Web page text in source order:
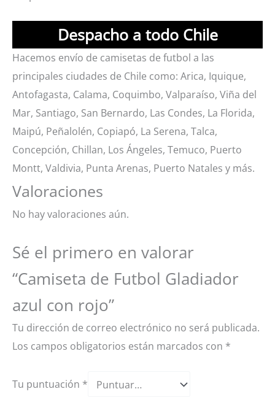
Despacho a todo Chile
Hacemos envío de camisetas de futbol a las
principales ciudades de Chile como: Arica, Iquique,
Antofagasta, Calama, Coquimbo, Valparaíso, Viña del
Mar, Santiago, San Bernardo, Las Condes, La Florida,
Maipú, Peñalolén, Copiapó, La Serena, Talca,
Concepción, Chillan, Los Ángeles, Temuco, Puerto
Montt, Valdivia, Punta Arenas, Puerto Natales y más.
Valoraciones
No hay valoraciones aún.
Sé el primero en valorar
“Camiseta de Futbol Gladiador
azul con rojo”
Tu dirección de correo electrónico no será publicada.
Los campos obligatorios están marcados con *
Tu puntuación *